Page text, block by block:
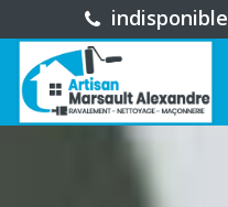
indisponible